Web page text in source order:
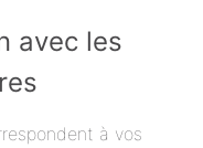
avec les
à vos